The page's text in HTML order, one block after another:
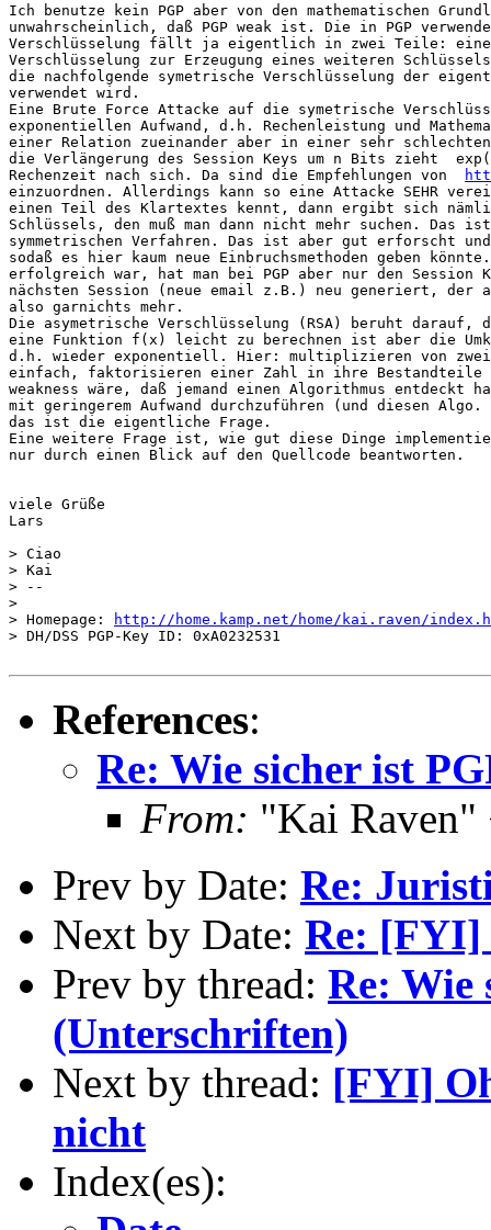
Ich benutze kein PGP aber von den mathematischen
unwahrscheinlich, daß PGP weak ist. Die in PGP
Verschlüsselung fällt ja eigentlich in zwei Teile: eine
Verschlüsselung zur Erzeugung eines weiteren
die nachfolgende symetrische Verschlüsselung der
verwendet wird.
Eine Brute Force Attacke auf die symetrische
exponentiellen Aufwand, d.h. Rechenleistung und
einer Relation zueinander aber in einer sehr
die Verlängerung des Session Keys um n Bits zieht
Rechenzeit nach sich. Da sind die Empfehlungen von
einzuordnen. Allerdings kann so eine Attacke SEHR
einen Teil des Klartextes kennt, dann ergibt sich
Schlüssels, den muß man dann nicht mehr suchen. Das
symmetrischen Verfahren. Das ist aber gut erforscht
sodaß es hier kaum neue Einbruchsmethoden geben
erfolgreich war, hat man bei PGP aber nur den Session
nächsten Session (neue email z.B.) neu generiert, der
also garnichts mehr.
Die asymetrische Verschlüsselung (RSA) beruht darauf,
eine Funktion f(x) leicht zu berechnen ist aber die
d.h. wieder exponentiell. Hier: multiplizieren von zwei
einfach, faktorisieren einer Zahl in ihre Bestandteile
weakness wäre, daß jemand einen Algorithmus entdeckt
mit geringerem Aufwand durchzuführen (und diesen
das ist die eigentliche Frage.
Eine weitere Frage ist, wie gut diese Dinge
nur durch einen Blick auf den Quellcode beantworten.
viele Grüße
Lars
> Ciao
> Kai
> --
>
> Homepage:
http://home.kamp.net/home/kai.raven/
> DH/DSS PGP-Key ID: 0xA0232531
References:
Re: Wie sicher ist
From: "Kai Raven"
Prev by Date: Re:
Next by Date: Re: [FYI]
Prev by thread: Re: Wie
(Unterschriften)
Next by thread: [FYI]
nicht
Index(es):